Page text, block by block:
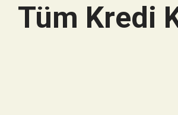
Tüm Kredi